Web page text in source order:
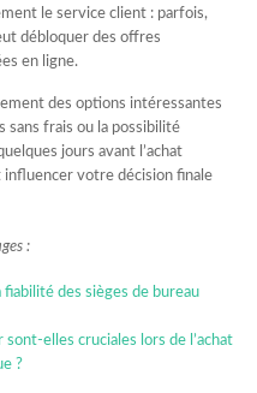
le service client : parfois,
débloquer des offres
en ligne.
des options intéressantes
sans frais ou la possibilité
jours avant l’achat
votre décision finale
:
des sièges de bureau
elles cruciales lors de l’achat
?